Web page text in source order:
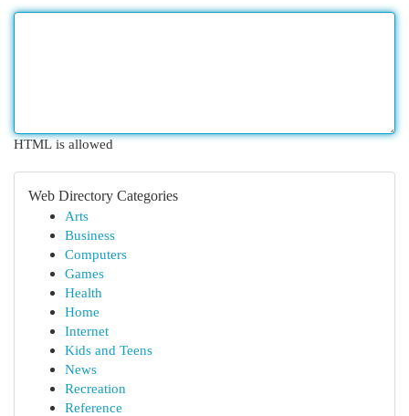
HTML is allowed
Web Directory Categories
Arts
Business
Computers
Games
Health
Home
Internet
Kids and Teens
News
Recreation
Reference